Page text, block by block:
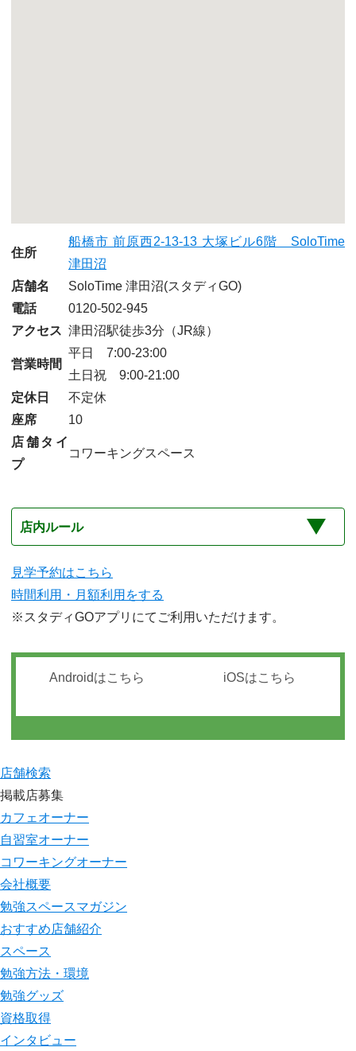
住所
船橋市 前原西2-13-13 大塚ビル6階 SoloTime
津田沼
店舗名
SoloTime 津田沼(スタディGO)
電話
0120-502-945
アクセス 津田沼駅徒歩3分（JR線）
営業時間
平日 7:00-23:00
土日祝 9:00-21:00
定休日
不定休
座席
10
店舗タイ
プ
コワーキングスペース
店内ルール
見学予約はこちら
時間利用・月額利用をする
※スタディGOアプリにてご利用いただけます。
Androidはこちら iOSはこちら
店舗検索
掲載店募集
カフェオーナー
自習室オーナー
コワーキングオーナー
会社概要
勉強スペースマガジン
おすすめ店舗紹介
スペース
勉強方法・環境
勉強グッズ
資格取得
インタビュー